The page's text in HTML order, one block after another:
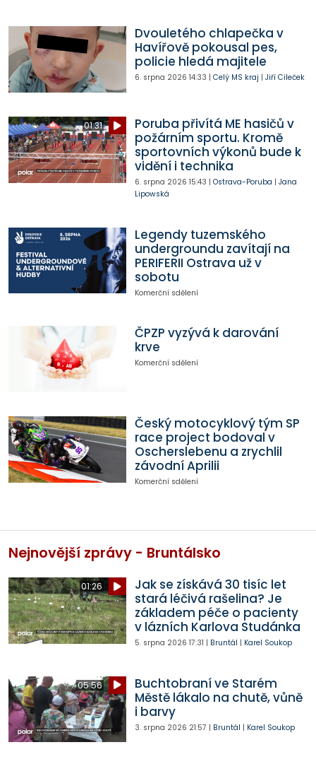
Dvouletého chlapečka v
Havířově pokousal pes,
policie hledá majitele
6. srpna 2026 14:33 | Celý MS kraj | Jiří Cileček
01:31
Poruba přivítá ME hasičů v
požárním sportu. Kromě
sportovních výkonů bude k
vidění i technika
6. srpna 2026 15:43 | Ostrava-Poruba | Jana
Lipowská
Legendy tuzemského
undergroundu zavítají na
PERIFERII Ostrava už v
sobotu
Komerční sdělení
ČPZP vyzývá k darování
krve
Komerční sdělení
Český motocyklový tým SP
race project bodoval v
Oscherslebenu a zrychlil
závodní Aprilii
Komerční sdělení
Nejnovější zprávy - Bruntálsko
01:26
Jak se získává 30 tisíc let
stará léčivá rašelina? Je
základem péče o pacienty
v lázních Karlova Studánka
5. srpna 2026 17:31 | Bruntál | Karel Soukop
05:56
Buchtobraní ve Starém
Městě lákalo na chutě, vůně
i barvy
3. srpna 2026 21:57 | Bruntál | Karel Soukop